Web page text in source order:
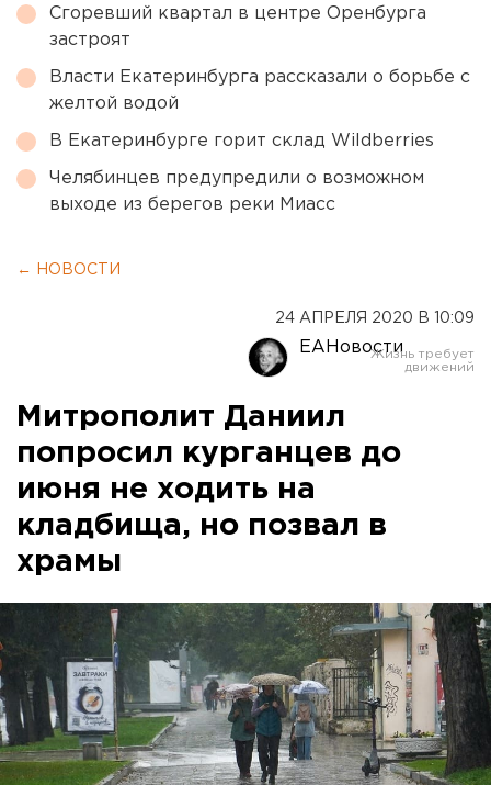
Сгоревший квартал в центре Оренбурга
застроят
Власти Екатеринбурга рассказали о борьбе с
желтой водой
В Екатеринбурге горит склад Wildberries
Челябинцев предупредили о возможном
выходе из берегов реки Миасс
← НОВОСТИ
24 АПРЕЛЯ 2020 В 10:09
ЕАНовости
Митрополит Даниил
попросил курганцев до
июня не ходить на
кладбища, но позвал в
храмы